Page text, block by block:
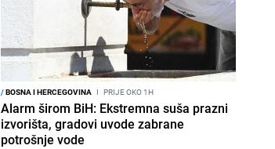
/BOSNA I HERCEGOVINA I PRIJE OKO 1H
Alarm širom BiH: Ekstremna suša prazni
izvorišta, gradovi uvode zabrane
potrošnje vode